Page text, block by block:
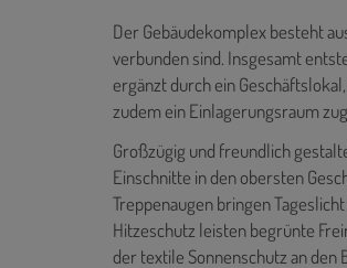
Der Gebäudekomplex besteht
verbunden sind. Insgesamt
ergänzt durch ein
zudem ein Einlagerungsraum
Großzügig und freundlich
Einschnitte in den obersten
Treppenaugen bringen
Hitzeschutz leisten begrünte
der textile Sonnenschutz an